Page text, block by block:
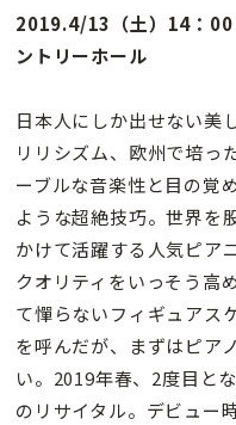
2019.4/13（土）14：00
ントリーホール
日本人にしか出せない美
リリシズム、欧州で培っ
ーブルな音楽性と目の覚
ような超絶技巧。世界を
かけて活躍する人気ピア
クオリティをいっそう高
て憚らないフィギュアス
を呼んだが、まずはピア
い。2019年春、2度目と
のリサイタル。デビュー